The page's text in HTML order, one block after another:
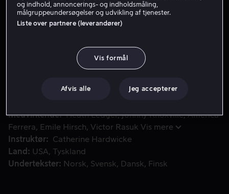
Køb 109 kr
Filmen er baseret på den virkelige historie om en
Filmen er baseret på den virkelige historie om en
gruppe drenge, der vokser op med skateboards under
navnet "The Z-Boys" træner de i de velhavende
Medvirkende Heath Ledger Johnny Knoxville America
Ferrera
Emile Hirsch Victor Rasuk Vis mere
Instruktør
Catherine Hardwicke
Land
USA
Tyskland
Undertekster
Norsk Svensk Dansk Finsk
og indhold, annoncerings- og indholdsmåling,
målgruppeundersøgelser og udvikling af tjenester.
Liste over partnere (leverandører)
Vis formål
Afvis alle Jeg accepterer